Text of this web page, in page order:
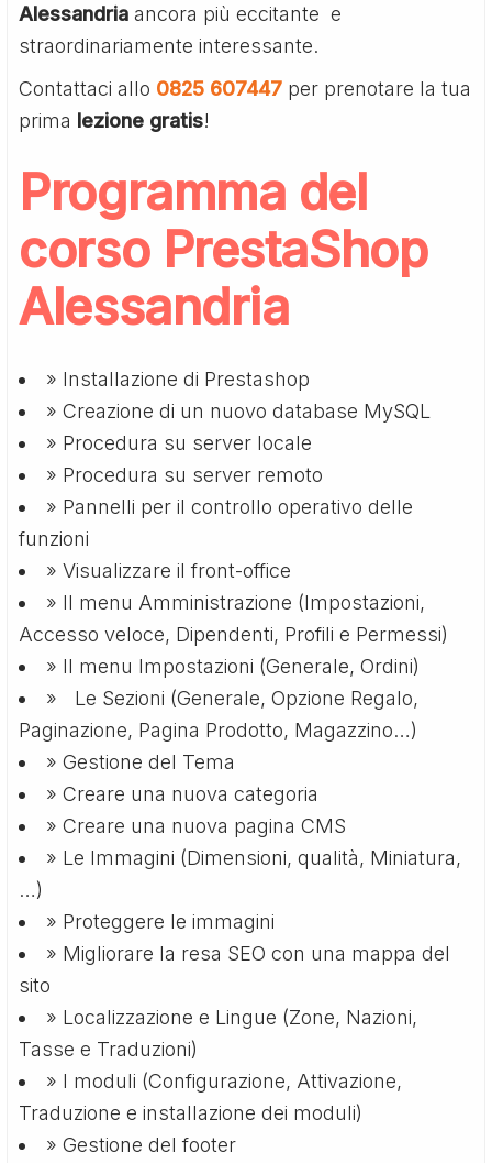
Alessandria ancora più eccitante e
straordinariamente interessante.
Contattaci allo 0825 607447 per prenotare la tua
prima lezione gratis!
Programma del
corso PrestaShop
Alessandria
» Installazione di Prestashop
» Creazione di un nuovo database MySQL
» Procedura su server locale
» Procedura su server remoto
» Pannelli per il controllo operativo delle
funzioni
» Visualizzare il front-office
» Il menu Amministrazione (Impostazioni,
Accesso veloce, Dipendenti, Profili e Permessi)
» Il menu Impostazioni (Generale, Ordini)
» Le Sezioni (Generale, Opzione Regalo,
Paginazione, Pagina Prodotto, Magazzino…)
» Gestione del Tema
» Creare una nuova categoria
» Creare una nuova pagina CMS
» Le Immagini (Dimensioni, qualità, Miniatura,
…)
» Proteggere le immagini
» Migliorare la resa SEO con una mappa del
sito
» Localizzazione e Lingue (Zone, Nazioni,
Tasse e Traduzioni)
» I moduli (Configurazione, Attivazione,
Traduzione e installazione dei moduli)
» Gestione del footer